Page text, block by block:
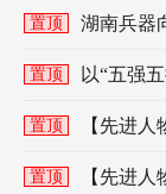
置顶
湖南兵器
置顶
以“五强
置顶
【先进
置顶
【先进